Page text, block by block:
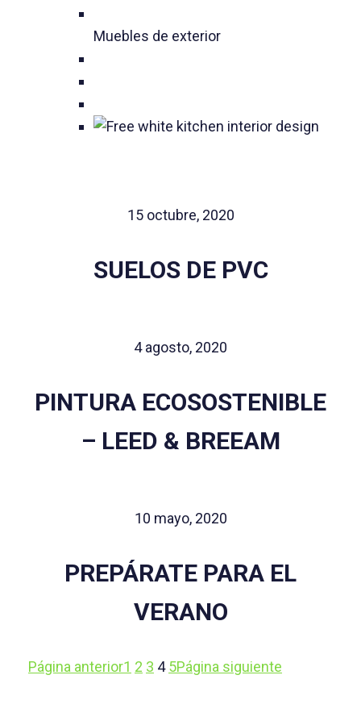
Muebles de exterior
15 octubre, 2020
SUELOS DE PVC
4 agosto, 2020
PINTURA ECOSOSTENIBLE
– LEED & BREEAM
10 mayo, 2020
PREPÁRATE PARA EL
VERANO
Página anterior1 2 3 4 5Página siguiente